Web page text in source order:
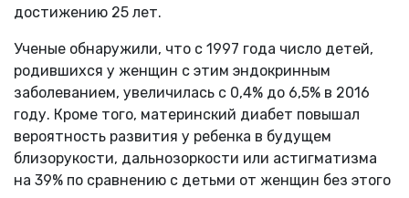
достижению 25 лет.
Ученые обнаружили, что с 1997 года число детей,
родившихся у женщин с этим эндокринным
заболеванием, увеличилась с 0,4% до 6,5% в 2016
году. Кроме того, материнский диабет повышал
вероятность развития у ребенка в будущем
близорукости, дальнозоркости или астигматизма
на 39% по сравнению с детьми от женщин без этого